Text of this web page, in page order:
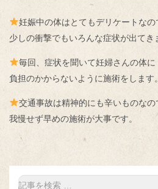
妊娠中の体はとてもデリケートなの
少しの衝撃でもいろんな症状が出てき
毎回、症状を聞いて妊婦さんの体に
負担のかからないように施術をします。
交通事故は精神的にも辛いものなの
我慢せず早めの施術が大事です。